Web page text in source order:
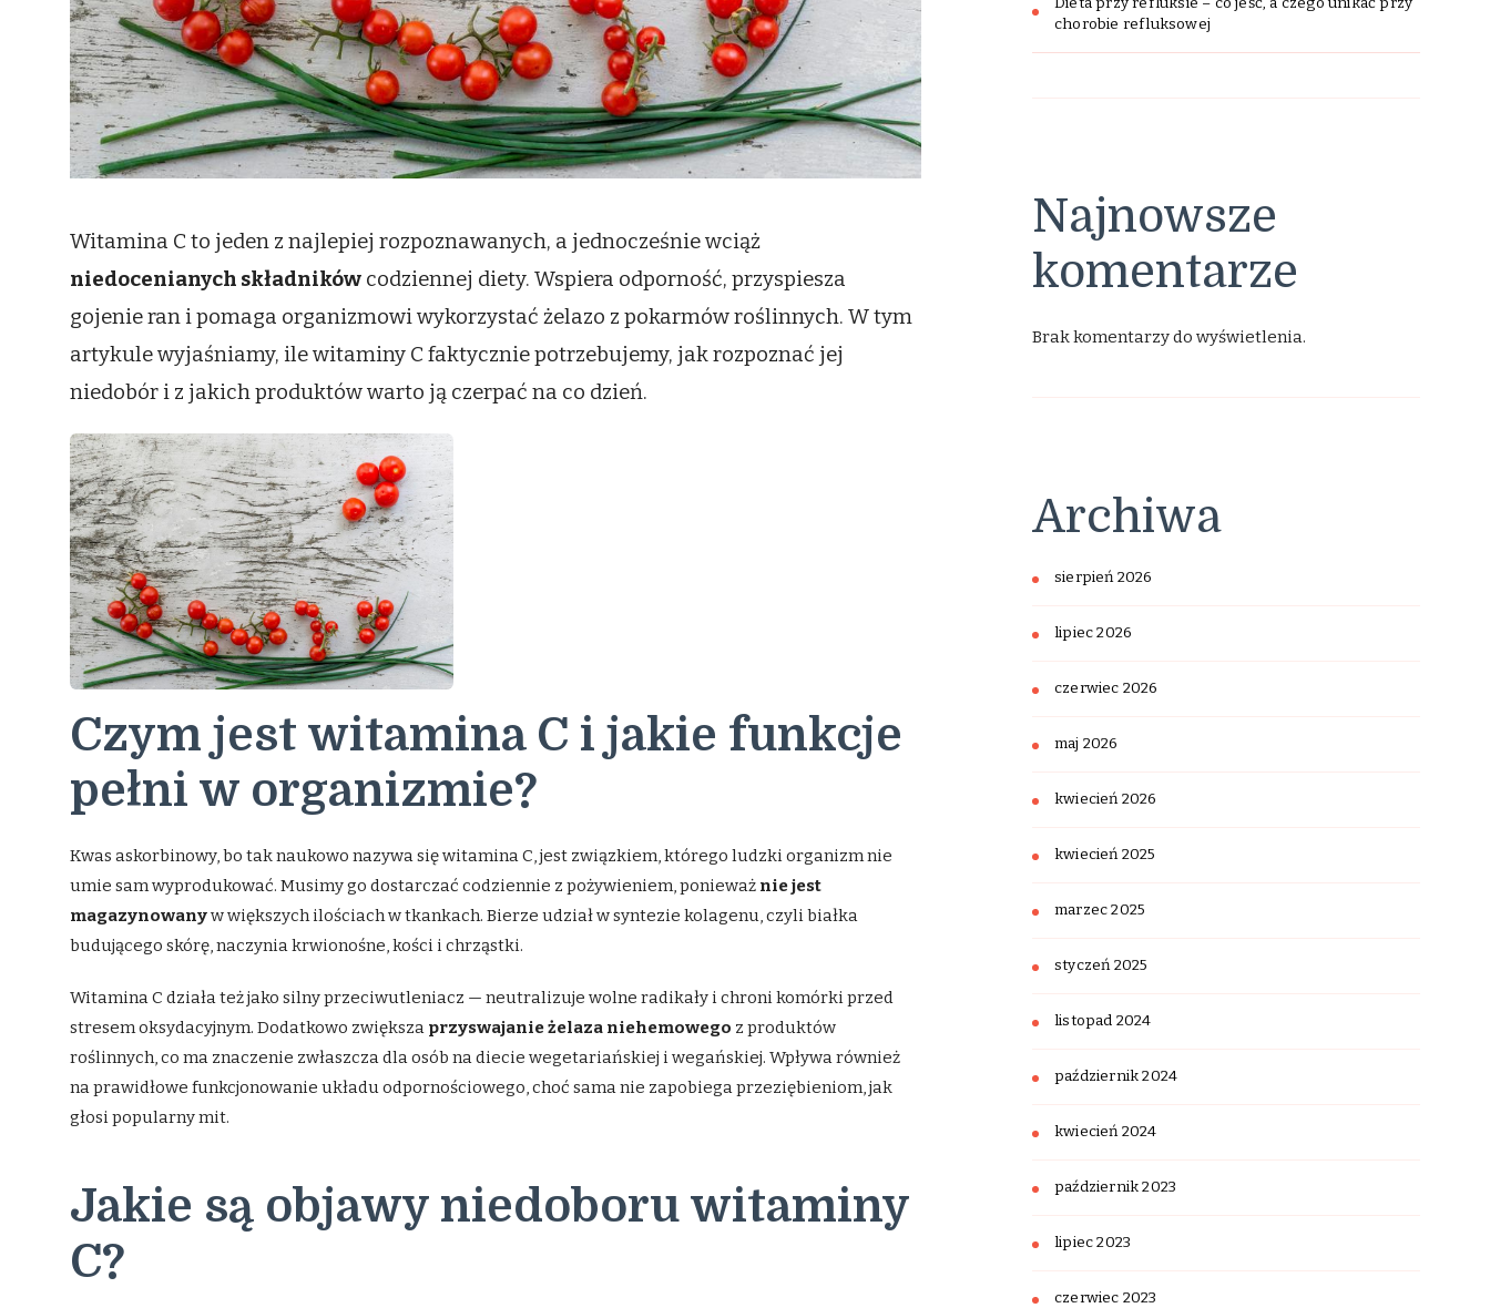
Witamina C to jeden z najlepiej rozpoznawanych, a jednocześnie wciąż
niedocenianych składników codziennej diety. Wspiera odporność, przyspiesza
gojenie ran i pomaga organizmowi wykorzystać żelazo z pokarmów roślinnych. W tym
artykule wyjaśniamy, ile witaminy C faktycznie potrzebujemy, jak rozpoznać jej
niedobór i z jakich produktów warto ją czerpać na co dzień.
Czym jest witamina C i jakie funkcje
pełni w organizmie?
Kwas askorbinowy, bo tak naukowo nazywa się witamina C, jest związkiem, którego ludzki organizm nie
umie sam wyprodukować. Musimy go dostarczać codziennie z pożywieniem, ponieważ nie jest
magazynowanyw większych ilościach w tkankach. Bierze udział w syntezie kolagenu, czyli białka
budującego skórę, naczynia krwionośne, kości i chrząstki.
Witamina C działa też jako silny przeciwutleniacz — neutralizuje wolne radikały i chroni komórki przed
stresem oksydacyjnym. Dodatkowo zwiększa przyswajanie żelaza niehemowego z produktów
roślinnych, co ma znaczenie zwłaszcza dla osób na diecie wegetariańskiej i wegańskiej. Wpływa również
na prawidłowe funkcjonowanie układu odpornościowego, choć sama nie zapobiega przeziębieniom, jak
głosi popularny mit.
Jakie są objawy niedoboru witaminy
C?
chorobie refluksowej
Najnowsze
komentarze
Brak komentarzy do wyświetlenia.
Archiwa
sierpień 2026
lipiec 2026
czerwiec 2026
maj 2026
kwiecień 2026
kwiecień 2025
marzec 2025
styczeń 2025
listopad 2024
październik 2024
kwiecień 2024
październik 2023
lipiec 2023
czerwiec 2023